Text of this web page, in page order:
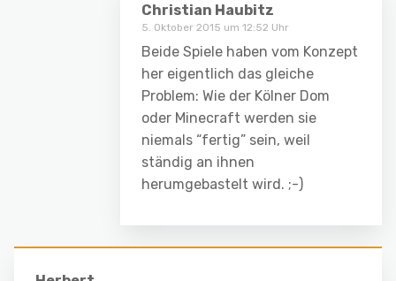
Christian Haubitz
5. Oktober 2015 um 12:52 Uhr
Beide Spiele haben vom Konzept
her eigentlich das gleiche
Problem: Wie der Kölner Dom
oder Minecraft werden sie
niemals “fertig” sein, weil
ständig an ihnen
herumgebastelt wird. ;-)